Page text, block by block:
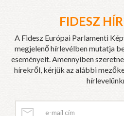
FIDESZ
A Fidesz Európai Parlamenti
megjelenő hírlevélben mutatja
eseményeit. Amennyiben
hírekről, kérjük az alábbi